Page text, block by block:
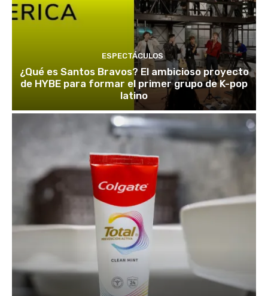
ESPECTÁCULOS
¿Qué es Santos Bravos? El ambicioso proyecto
de HYBE para formar el primer grupo de K-pop
latino